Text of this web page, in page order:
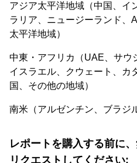
アジア太平洋地域（中国、イ
ラリア、ニュージーランド、
太平洋地域）
中東・アフリカ（UAE、サウ
イスラエル、クウェート、カ
国、その他の地域）
南米（アルゼンチン、ブラジ
レポートを購入する前に
リクエストしてください: